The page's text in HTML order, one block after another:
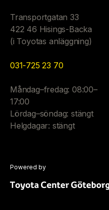
Transportgatan 33
422 46 Hisings-Backa
(i Toyotas anläggning)
031-725 23 70
Måndag–fredag: 08:00–
17:00
Lördag–söndag: stängt
Helgdagar: stängt
Powered by